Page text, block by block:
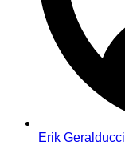
Erik Geralducci